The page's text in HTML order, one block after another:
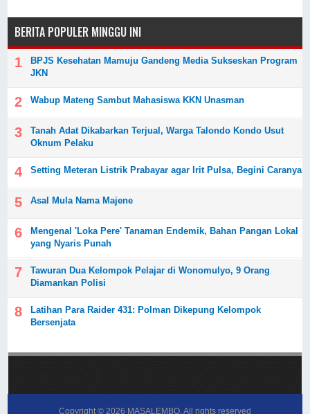
BERITA POPULER MINGGU INI
BPJS Kesehatan Mamuju Gandeng Media Sukseskan Program
JKN
Wabup Mateng Sambut Mahasiswa KKN Unasman
Tanah Adat Dikabarkan Terjual, Warga Talondo Kondo Usut
Oknum Pelaku
Setting Meteran Listrik Prabayar agar Irit Pulsa, Begini Caranya
Asal Mula Nama Majene
Mengenal 'Loka Pere' Tanaman Endemik, Bahan Pangan Lokal
yang Nyaris Punah
Tawuran Dua Kelompok Pelajar di Wonomulyo, 9 Orang
Diamankan Polisi
Latihan Para Raider 431: Polman Dikepung Kelompok
Bersenjata
Copyright © 2026 MASALEMBO. All rights reserved